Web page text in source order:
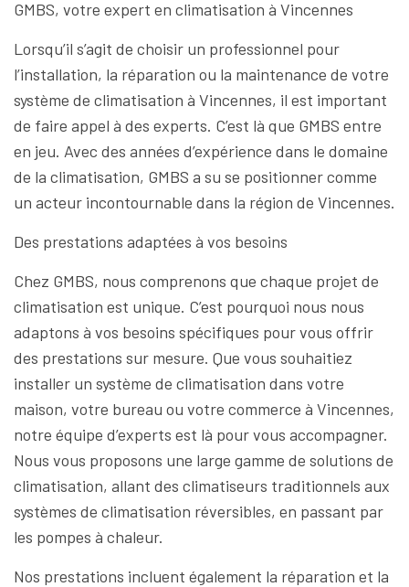
GMBS, votre expert en climatisation à Vincennes
Lorsqu’il s’agit de choisir un professionnel pour
l’installation, la réparation ou la maintenance de votre
système de climatisation à Vincennes, il est important
de faire appel à des experts. C’est là que GMBS entre
en jeu. Avec des années d’expérience dans le domaine
de la climatisation, GMBS a su se positionner comme
un acteur incontournable dans la région de Vincennes.
Des prestations adaptées à vos besoins
Chez GMBS, nous comprenons que chaque projet de
climatisation est unique. C’est pourquoi nous nous
adaptons à vos besoins spécifiques pour vous offrir
des prestations sur mesure. Que vous souhaitiez
installer un système de climatisation dans votre
maison, votre bureau ou votre commerce à Vincennes,
notre équipe d’experts est là pour vous accompagner.
Nous vous proposons une large gamme de solutions de
climatisation, allant des climatiseurs traditionnels aux
systèmes de climatisation réversibles, en passant par
les pompes à chaleur.
Nos prestations incluent également la réparation et la